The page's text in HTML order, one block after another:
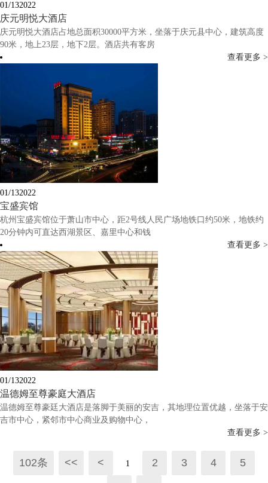
01/132022
庆元明悦大酒店
庆元明悦大酒店占地总面积30000平方米，坐落于庆元县中心，建筑高度
90米，地上23层，地下2层。酒店共有客房
查看更多 >
01/132022
宝盛宾馆
杭州宝盛宾馆位于萧山市中心，距2号线人民广场地铁口约50米，地铁约
20分钟内可直达西湖景区、嘉里中心和钱
查看更多 >
01/132022
温德姆至尊豪庭大酒店
温德姆至尊豪廷大酒店是落脚于美丽的安吉，其地理位置优越，坐落于安
吉市中心，紧邻市中心商业及购物中心，
查看更多 >
102条 << < 1 2 3 4 5